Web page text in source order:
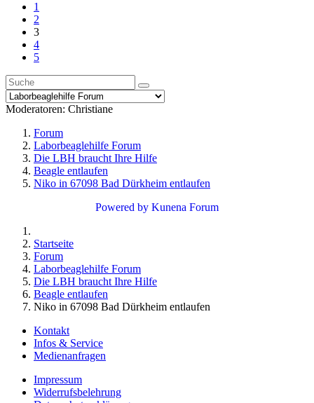
1
2
3
4
5
Moderatoren: Christiane
Forum
Laborbeaglehilfe Forum
Die LBH braucht Ihre Hilfe
Beagle entlaufen
Niko in 67098 Bad Dürkheim entlaufen
Powered by Kunena Forum
Startseite
Forum
Laborbeaglehilfe Forum
Die LBH braucht Ihre Hilfe
Beagle entlaufen
Niko in 67098 Bad Dürkheim entlaufen
Kontakt
Infos & Service
Medienanfragen
Impressum
Widerrufsbelehrung